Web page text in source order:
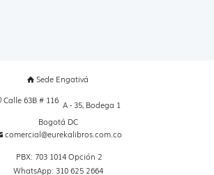
Sede Engativá
Calle 63B # 116 A - 35, Bodega 1
Bogotá DC
comercial@eurekalibros.com.co
PBX: 703 1014 Opción 2
WhatsApp: 310 625 2664